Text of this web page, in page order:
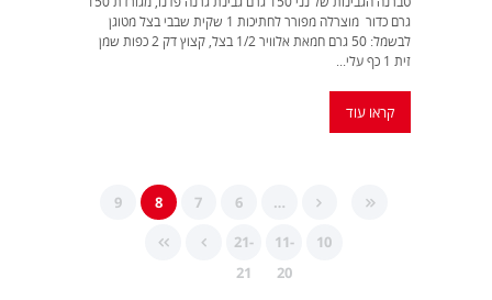
גרם כדור מוצרלה מפורר לחתיכות 1 שקית שבבי בצל מטוגן
לבשמל: 50 גרם חמאת אלוויר 1/2 בצל, קצוץ דק 2 כפות שמן
זית 1 כף עלי...
קראו עוד
…
6
7
8
9
10
11-
20
21-
21